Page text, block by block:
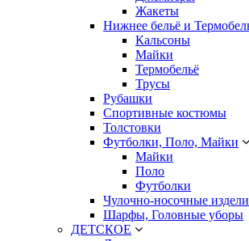
Жакеты
Нижнее бельё и
Кальсоны
Майки
Термобельё
Трусы
Рубашки
Спортивные костюмы
Толстовки
Футболки, Поло, Майки
Майки
Поло
Футболки
Чулочно-носочные
Шарфы, Головные уборы
ДЕТСКОЕ